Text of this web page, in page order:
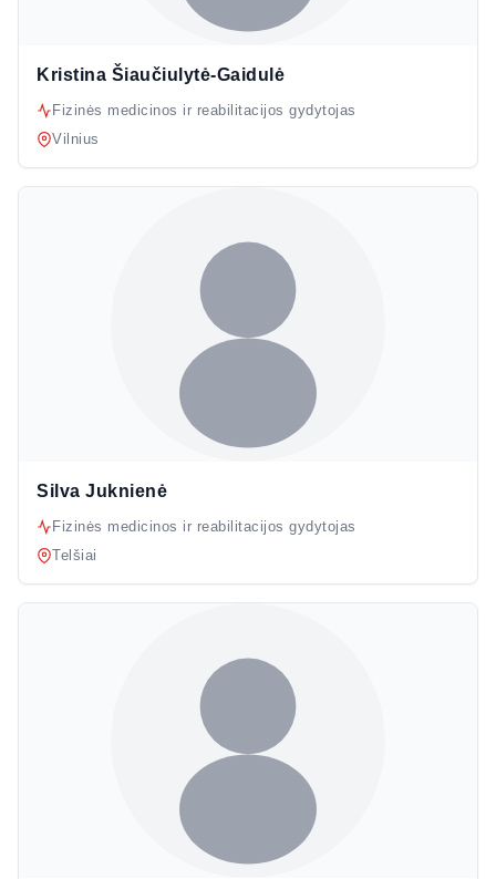
Kristina Šiaučiulytė-Gaidulė
Fizinės medicinos ir reabilitacijos gydytojas
Vilnius
Silva Juknienė
Fizinės medicinos ir reabilitacijos gydytojas
Telšiai